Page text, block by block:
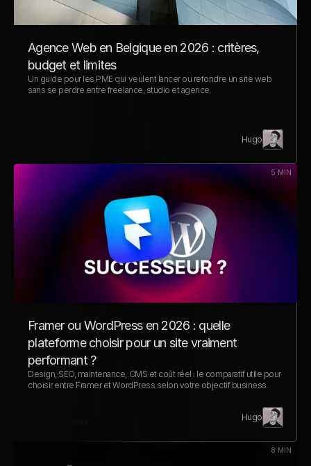
Agence Web en Belgique en 2026 : critères,
budget et limites
Un guide pour les PME qui veulent lancer ou refondre un site web
sans se perdre entre freelance, studio et agence.
Hugo
5 MIN
Framer ou WordPress en 2026 : quelle
plateforme choisir pour un site vraiment
performant ?
Design, SEO, maintenance, CMS et coût réel : le comparatif utile pour
choisir entre Framer et WordPress selon votre objectif business.
Hugo
8 MIN